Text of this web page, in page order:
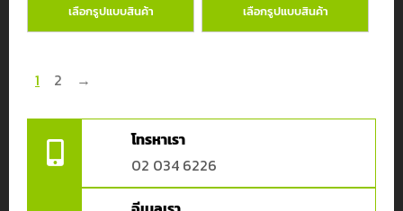
โทรหาเรา
02 034 6226
เลือกรูปแบบสินค้า เลือกรูปแบบสินค้า
1 2 →